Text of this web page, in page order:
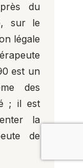
du
sur le
légale
est un
des
; il est
la
de